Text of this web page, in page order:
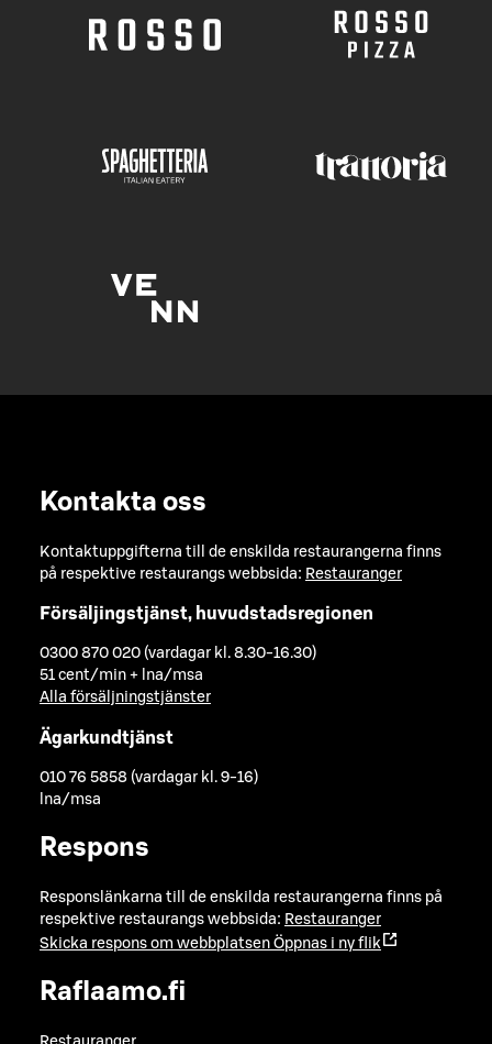
Kontakta oss
Kontaktuppgifterna till de enskilda restaurangerna finns
på respektive restaurangs webbsida: Restauranger
Försäljingstjänst, huvudstadsregionen
0300 870 020 (vardagar kl. 8.30-16.30)
51 cent/min + lna/msa
Alla försäljningstjänster
Ägarkundtjänst
010 76 5858 (vardagar kl. 9-16)
lna/msa
Respons
Responslänkarna till de enskilda restaurangerna finns på
respektive restaurangs webbsida: Restauranger
Skicka respons om webbplatsen Öppnas i ny flik
Raflaamo.fi